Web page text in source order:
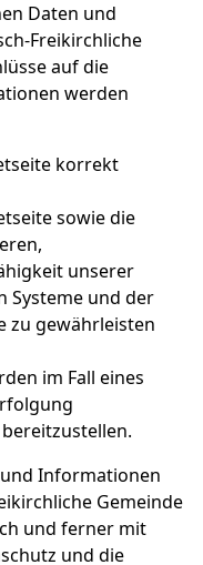
Daten und
Freikirchliche
auf die
werden
korrekt
sowie die
unserer
Systeme und der
zu gewährleisten
im Fall eines
Informationen
Gemeinde
und ferner mit
und die